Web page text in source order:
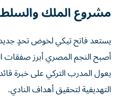
مشروع الملك
يستعد فاتح تيكي لخوض تحدٍ
أصبح النجم المصري أبرز صفقات
يعول المدرب التركي على خبرة
التهديفية لتحقيق أهداف النادي.